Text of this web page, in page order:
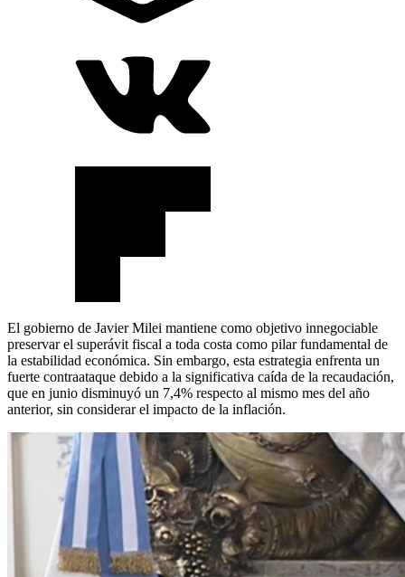
El gobierno de Javier Milei mantiene como objetivo innegociable
preservar el superávit fiscal a toda costa como pilar fundamental de
la estabilidad económica. Sin embargo, esta estrategia enfrenta un
fuerte contraataque debido a la significativa caída de la recaudación,
que en junio disminuyó un 7,4% respecto al mismo mes del año
anterior, sin considerar el impacto de la inflación.